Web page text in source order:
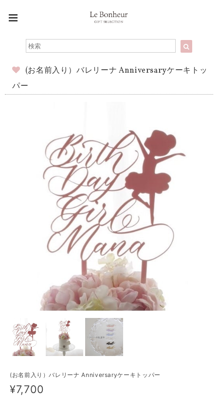
(お名前入り）バレリーナ Anniversaryケーキトッ
パー
(お名前入り）バレリーナ Anniversaryケーキトッパー
¥7,700